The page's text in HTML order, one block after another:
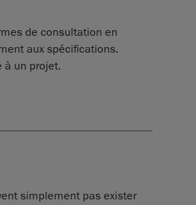
de consultation en
aux spécifications.
à un projet.
simplement pas exister